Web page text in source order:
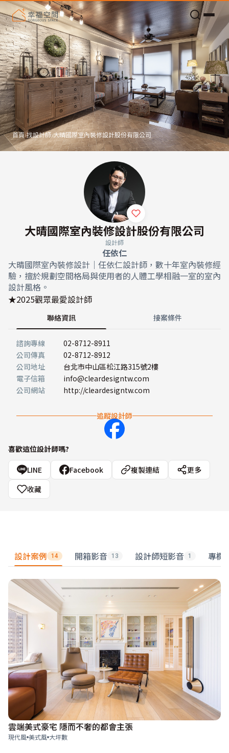
老屋預算分配與高 CP 值煥新術
首頁›找設計師›大晴國際室內裝修設計股份有限公司
大晴國際室內裝修設計股份有限公司
設計師
任依仁
大晴國際室內裝修設計｜任依仁設計師，數十年室內裝修經
驗，擅於規劃空間格局與使用者的人體工學相融一室的室內
設計風格。
★2025觀眾最愛設計師
聯絡資訊 接案條件
諮詢專線
02-8712-8911
公司傳真
02-8712-8912
公司地址
台北市中山區松江路315號2樓
電子信箱
info@cleardesigntw.com
公司網站
http://cleardesigntw.com
追蹤設計師
喜歡這位設計師嗎?
LINE Facebook 複製連結
更多
收藏
設計案例 14 開箱影音 13 設計師短影音 1 專欄
雲端美式豪宅 隱而不奢的都會主張
現代風 美式風 大坪數